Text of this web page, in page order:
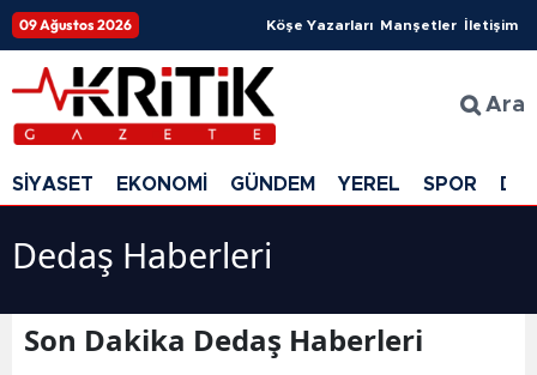
09 Ağustos 2026 Köşe Yazarları Manşetler İletişim
Ara
SİYASET EKONOMİ GÜNDEM YEREL SPOR
Dedaş Haberleri
Son Dakika Dedaş Haberleri